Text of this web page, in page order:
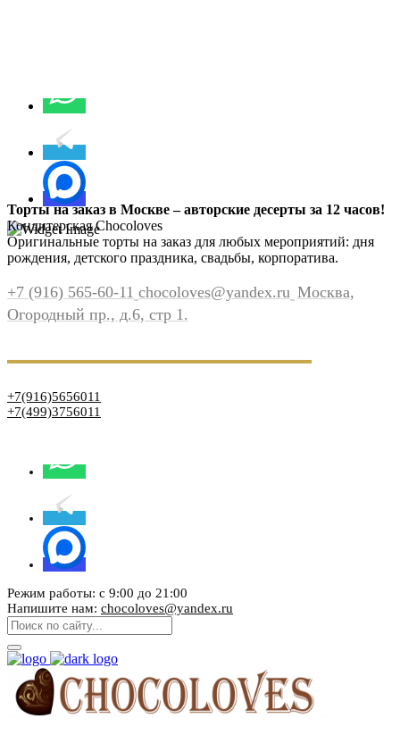
Торты на заказ в Москве – авторские десерты за 12 часов!
Кондитерская Chocoloves
Оригинальные торты на заказ для любых мероприятий: дня
рождения, детского праздника, свадьбы, корпоратива.
+7 (916) 565-60-11 chocoloves@yandex.ru Москва,
Огородный пр., д.6, стр 1.
+7(916)5656011
+7(499)3756011
Режим работы: с 9:00 до 21:00
Напишите нам: chocoloves@yandex.ru